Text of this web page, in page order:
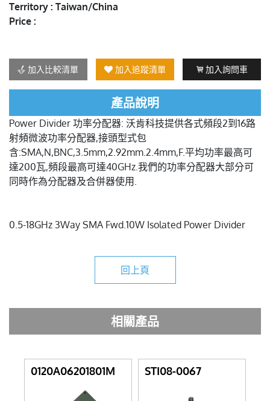
Territory : Taiwan/China
Price :
加入比較清單 加入追蹤清單 加入詢問車
產品說明
Power Divider 功率分配器: 沃肯科技提供各式頻段2到16路
射頻微波功率分配器,接頭型式包
含:SMA,N,BNC,3.5mm,2.92mm.2.4mm,F.平均功率最高可
達200瓦,頻段最高可達40GHz.我們的功率分配器大部分可
同時作為分配器及合併器使用.
0.5-18GHz 3Way SMA Fwd.10W Isolated Power Divider
回上頁
相關產品
0120A06201801M STI08-0067